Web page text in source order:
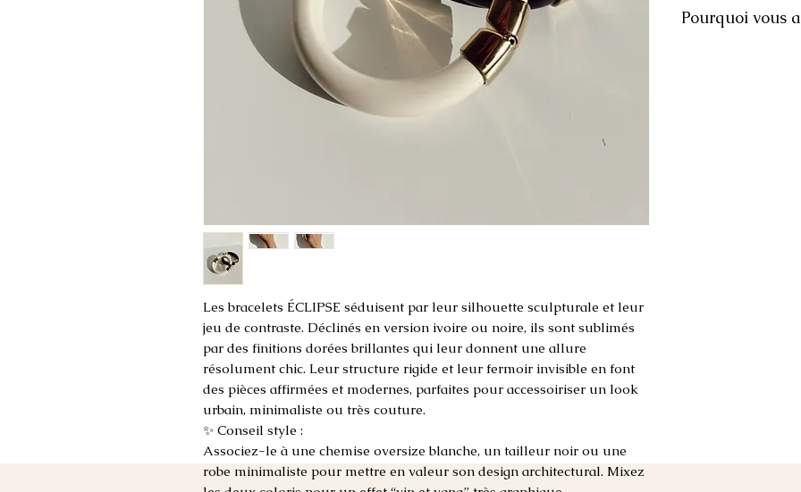
Les bracelets ÉCLIPSE séduisent par leur silhouette sculpturale et leur
jeu de contraste. Déclinés en version ivoire ou noire, ils sont sublimés
par des finitions dorées brillantes qui leur donnent une allure
résolument chic. Leur structure rigide et leur fermoir invisible en font
des pièces affirmées et modernes, parfaites pour accessoiriser un look
urbain, minimaliste ou très couture.
✨ Conseil style :
Associez-le à une chemise oversize blanche, un tailleur noir ou une
robe minimaliste pour mettre en valeur son design architectural. Mixez
•Finitions : Métal
Pourquoi vous